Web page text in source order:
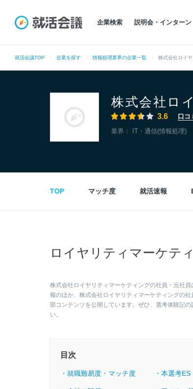
企業検索 説明会・インターン
就活会議TOP 企業を探す 情報処理業界の企業一覧 株式会社ロイ
株式会社ロ
3.6 口コ
業界： IT・通信(情報処理)
TOP マッチ度 就活速報
ロイヤリティマーケテ
株式会社ロイヤリティマーケティングの社員・元社
報のほか、株式会社ロイヤリティマーケティングの
部コンテンツを公開しています。ぜひ、選考体験記
い。
目次
・就職難易度・マッチ度 ・本選考